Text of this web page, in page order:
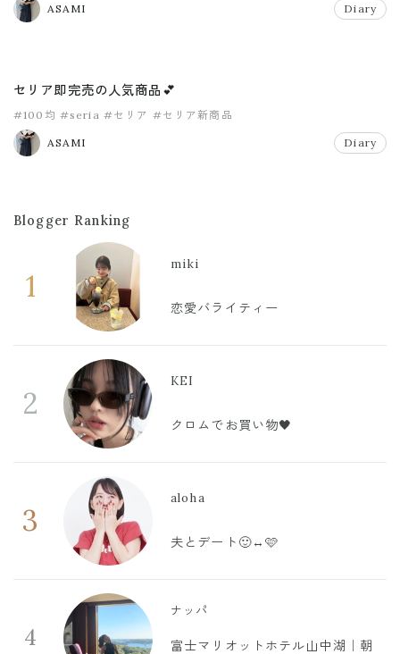
ASAMI Diary
セリア即完売の人気商品💕
#100均 #seria #セリア #セリア新商品
ASAMI Diary
Blogger Ranking
1
miki
恋愛バライティー
2
KEI
クロムでお買い物🖤
3
aloha
夫とデート🙂‍↔️🩷
4
ナッパ
富士マリオットホテル山中湖｜朝